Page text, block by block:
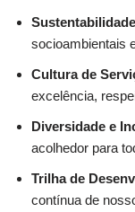
Sustentabilidade
socioambientais
Cultura de
excelência,
Diversidade e
acolhedor para
Trilha de
contínua de